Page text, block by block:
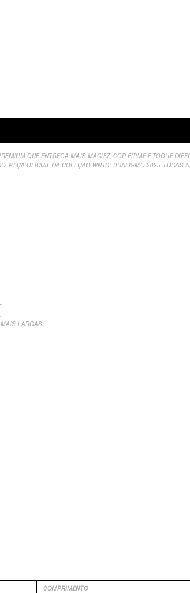
QUE ENTREGA MAIS MACIEZ, COR FIRME E TOQUE
PEÇA OFICIAL DA COLEÇÃO WNTD’ DUALISMO 2025. TODAS
MAIS LARGAS.
COMPRIMENTO